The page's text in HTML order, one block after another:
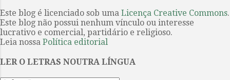
...
paralelos com a epopéia grega
servem sobretudo de base
estrutural, funcionam como
com ironia, humor e seriedade – do
heróico no homem comum na era
Este blog é licenciado sob uma Licença Creative Commons.
Este blog não possui nenhum vínculo ou interesse
lucrativo e comercial, partidário e religioso.
Leia nossa Política editorial
LER O LETRAS NOUTRA LÍNGUA